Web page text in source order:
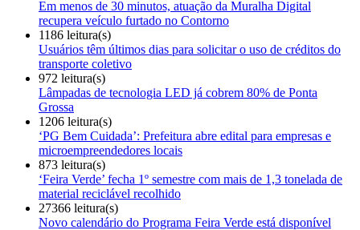
Em menos de 30 minutos, atuação da Muralha Digital
recupera veículo furtado no Contorno
1186 leitura(s)
Usuários têm últimos dias para solicitar o uso de créditos do
transporte coletivo
972 leitura(s)
Lâmpadas de tecnologia LED já cobrem 80% de Ponta
Grossa
1206 leitura(s)
‘PG Bem Cuidada’: Prefeitura abre edital para empresas e
microempreendedores locais
873 leitura(s)
‘Feira Verde’ fecha 1º semestre com mais de 1,3 tonelada de
material reciclável recolhido
27366 leitura(s)
Novo calendário do Programa Feira Verde está disponível